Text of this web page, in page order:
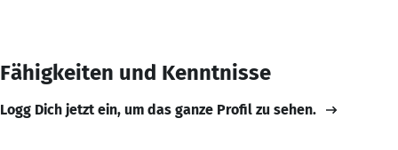
Fähigkeiten und Kenntnisse
Logg Dich jetzt ein, um das ganze Profil zu sehen.